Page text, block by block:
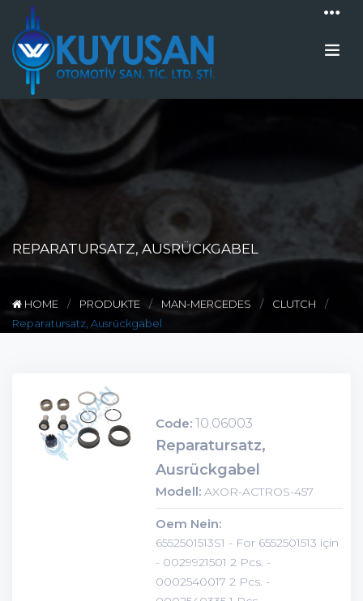
REPARATURSATZ, AUSRÜCKGABEL
HOME PRODUKTE MAN-MERCEDES
CLUTCH
Reparatursatz, Ausrückgabel
Code: 10.06003
Reparatursatz,
Ausrückgabel
Modell: AXOR-ACTROS-457
Oem Nein:
6552501513S1 - For 6552501513 için
- 0029921501 2 Pcs. -
0002540017 2 Pcs. -